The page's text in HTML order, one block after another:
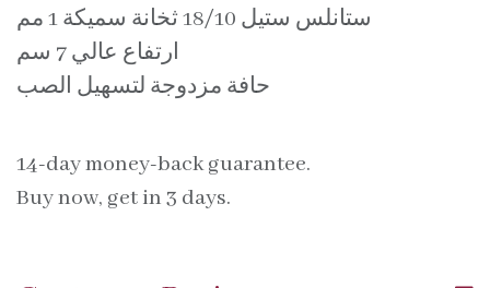
ستانلس ستيل 18/10 ثخانة سميكة 1 مم
ارتفاع عالي 7 سم
حافة مزدوجة لتسهيل الصب
14-day money-back guarantee.
Buy now, get in 3 days.